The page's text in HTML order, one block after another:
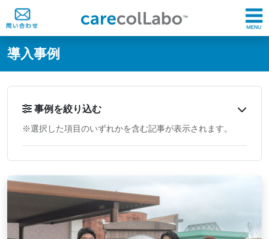
@ -0,0 +1,60 @@
導入事例
事例を絞り込む
※選択した項目のいずれかを含む記事が表示されます。